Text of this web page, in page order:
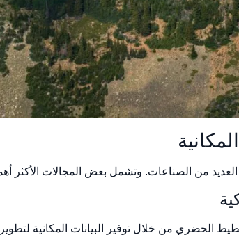
من الصناعات. وتشمل بعض المجالات الأكثر
الحضري من خلال توفير البيانات المكانية لتطوير